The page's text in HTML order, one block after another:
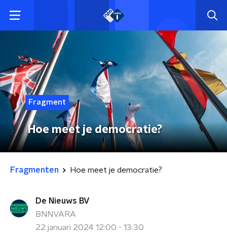
Fragment
Hoe meet je democratie?
Fragmenten Hoe meet je democratie?
De Nieuws BV
BNNVARA
22 januari 2024 12:00 - 13:30